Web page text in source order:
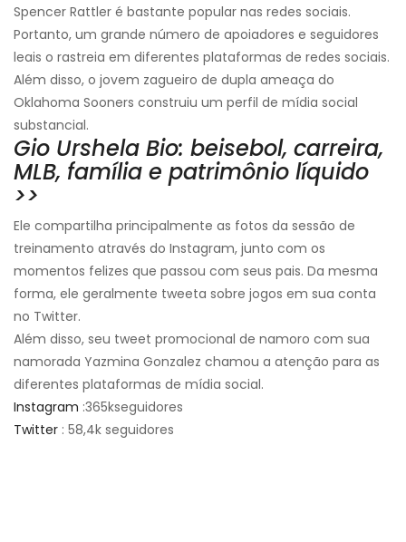
Spencer Rattler é bastante popular nas redes sociais.
Portanto, um grande número de apoiadores e seguidores
leais o rastreia em diferentes plataformas de redes sociais.
Além disso, o jovem zagueiro de dupla ameaça do
Oklahoma Sooners construiu um perfil de mídia social
substancial.
Gio Urshela Bio: beisebol, carreira,
MLB, família e patrimônio líquido
>>
Ele compartilha principalmente as fotos da sessão de
treinamento através do Instagram, junto com os
momentos felizes que passou com seus pais. Da mesma
forma, ele geralmente tweeta sobre jogos em sua conta
no Twitter.
Além disso, seu tweet promocional de namoro com sua
namorada Yazmina Gonzalez chamou a atenção para as
diferentes plataformas de mídia social.
Instagram :365kseguidores
Twitter : 58,4k seguidores